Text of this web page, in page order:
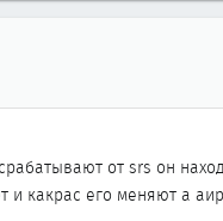
от srs он
и какрас его меняют а